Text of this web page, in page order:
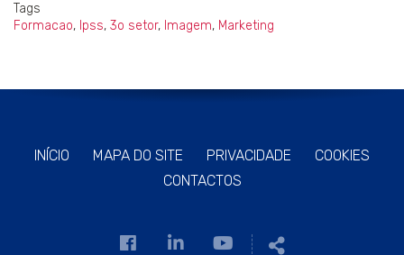
Tags
Formacao, Ipss, 3o setor, Imagem, Marketing
INÍCIO MAPA DO SITE PRIVACIDADE
COOKIES
CONTACTOS
Link
Link
Link